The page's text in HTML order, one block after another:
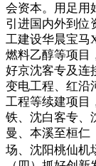
会资本。用足用
引进国内外到位
工建设华晨宝马
燃料乙醇等项目
好京沈客专及连
变电工程、红沿
工程等续建项目
铁、沈白客专、
曼、本溪至桓仁
场、沈阳桃仙